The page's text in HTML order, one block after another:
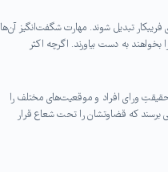
تبدیل شوند. مهارت شگفت‌انگیز آن‌ها
بخواهند به دست بیاورند. اگرچه اکثر
حقیقتِ ورای افراد و موقعیت‌های مختلف را
برسند که قضاوتشان را تحت شعاع قرار